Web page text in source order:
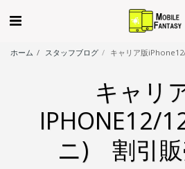
ホーム スタッフブログ キャリア版
キャリ
IPHONE12/
ニ) 割引販